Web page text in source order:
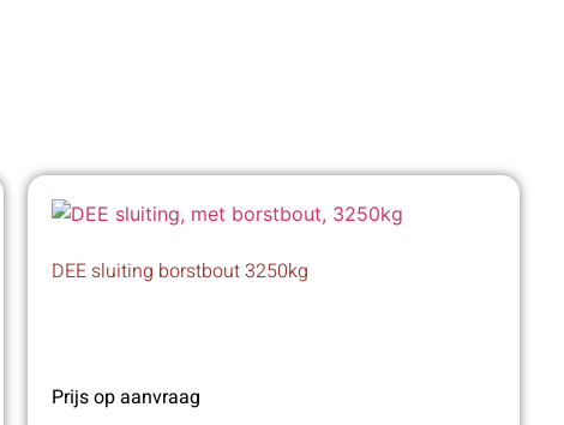
DEE sluiting borstbout 3250kg
Prijs op aanvraag